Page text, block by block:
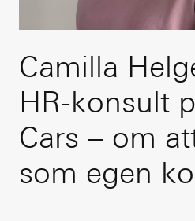
Camilla
HR-konsult
Cars – om
som egen